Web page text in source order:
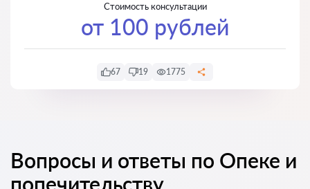
Стоимость консультации
от 100 рублей
67 19 1775
Вопросы и ответы по Опеке и
попечительству